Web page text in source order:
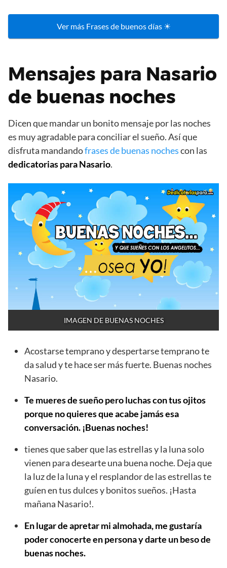
Ver más Frases de buenos días ☀
Mensajes para Nasario
de buenas noches
Dicen que mandar un bonito mensaje por las noches
es muy agradable para conciliar el sueño. Así que
disfruta mandandofrases de buenas nochescon las
dedicatorias para Nasario.
IMAGEN DE BUENAS NOCHES
Acostarse temprano y despertarse temprano te
da salud y te hace ser más fuerte. Buenas noches
Nasario.
Te mueres de sueño pero luchas con tus ojitos
porque no quieres que acabe jamás esa
conversación. ¡Buenas noches!
tienes que saber que las estrellas y la luna solo
vienen para desearte una buena noche. Deja que
la luz de la luna y el resplandor de las estrellas te
guíen en tus dulces y bonitos sueños. ¡Hasta
mañana Nasario!.
En lugar de apretar mi almohada, me gustaría
poder conocerte en persona y darte un beso de
buenas noches.